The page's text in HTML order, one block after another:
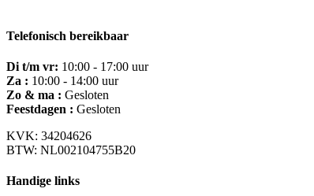
Telefonisch bereikbaar
Di t/m vr: 10:00 - 17:00 uur
Za : 10:00 - 14:00 uur
Zo & ma : Gesloten
Feestdagen : Gesloten
KVK: 34204626
BTW: NL002104755B20
Handige links